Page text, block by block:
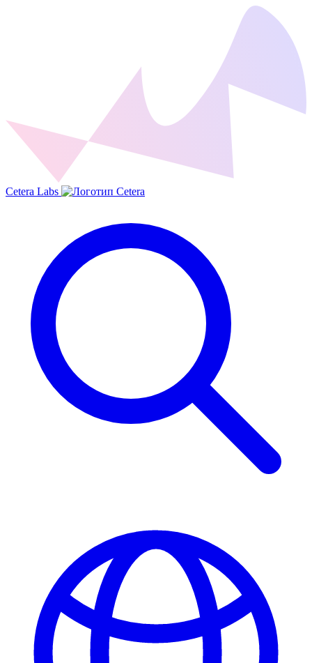
Cetera Labs